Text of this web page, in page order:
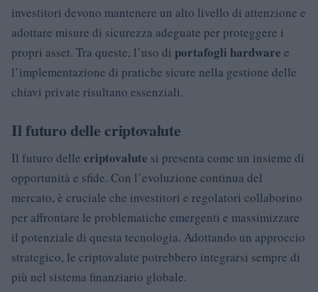
investitori devono mantenere un alto livello di attenzione e
adottare misure di sicurezza adeguate per proteggere i
propri asset. Tra queste, l’uso di portafogli hardware e
l’implementazione di pratiche sicure nella gestione delle
chiavi private risultano essenziali.
Il futuro delle criptovalute
Il futuro delle criptovalute si presenta come un insieme di
opportunità e sfide. Con l’evoluzione continua del
mercato, è cruciale che investitori e regolatori collaborino
per affrontare le problematiche emergenti e massimizzare
il potenziale di questa tecnologia. Adottando un approccio
strategico, le criptovalute potrebbero integrarsi sempre di
più nel sistema finanziario globale.